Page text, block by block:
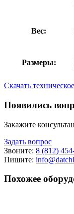
Вес:
Размеры:
Скачать
Появились
Закажите
Задать вопрос
Звоните: 8 (812)
Пишите:
Похожее